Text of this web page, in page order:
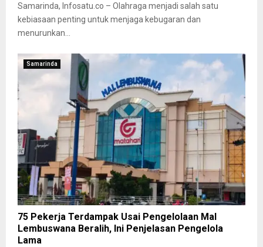
Samarinda, Infosatu.co – Olahraga menjadi salah satu
kebiasaan penting untuk menjaga kebugaran dan
menurunkan...
Samarinda
75 Pekerja Terdampak Usai Pengelolaan Mal
Lembuswana Beralih, Ini Penjelasan Pengelola
Lama